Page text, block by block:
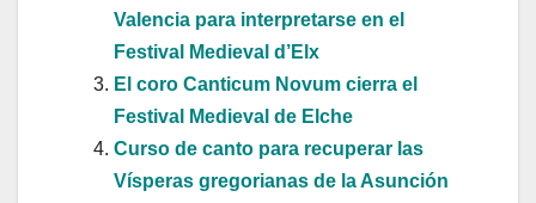
Valencia para interpretarse en el
Festival Medieval d’Elx
El coro Canticum Novum cierra el
Festival Medieval de Elche
Curso de canto para recuperar las
Vísperas gregorianas de la Asunción